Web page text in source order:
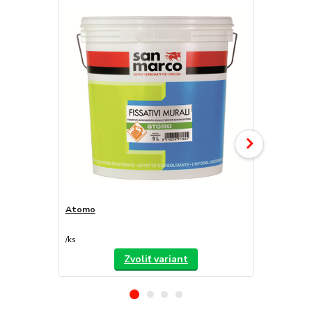
Atomo
/ks
Zvoliť variant